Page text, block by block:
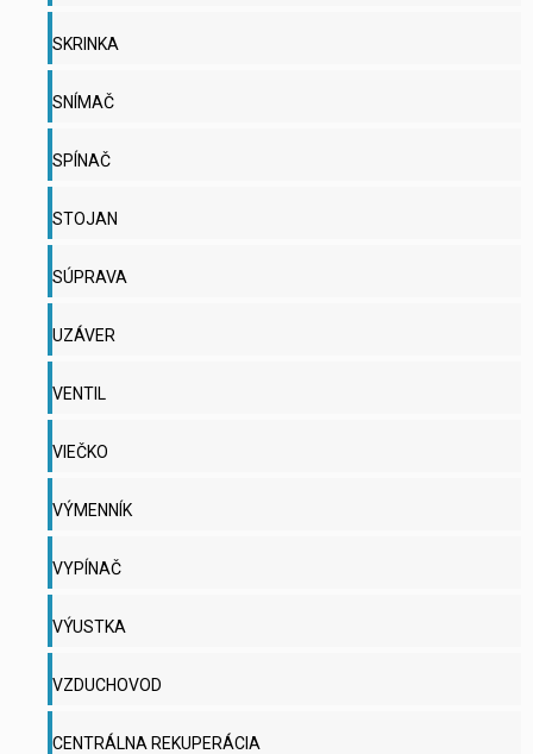
SKRINKA
SNÍMAČ
SPÍNAČ
STOJAN
SÚPRAVA
UZÁVER
VENTIL
VIEČKO
VÝMENNÍK
VYPÍNAČ
VÝUSTKA
VZDUCHOVOD
CENTRÁLNA REKUPERÁCIA